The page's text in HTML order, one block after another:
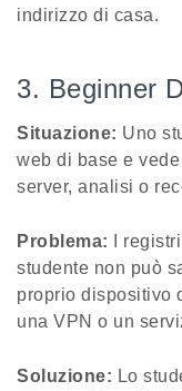
indirizzo di casa.
3. Beginner
Situazione: Uno
web di base e
server, analisi o
Problema: I
studente non può
proprio dispositivo
una VPN o un
Soluzione: Lo